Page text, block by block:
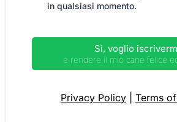
in qualsiasi momento.
Sì, voglio
e rendere il mio cane felice
Privacy Policy Terms